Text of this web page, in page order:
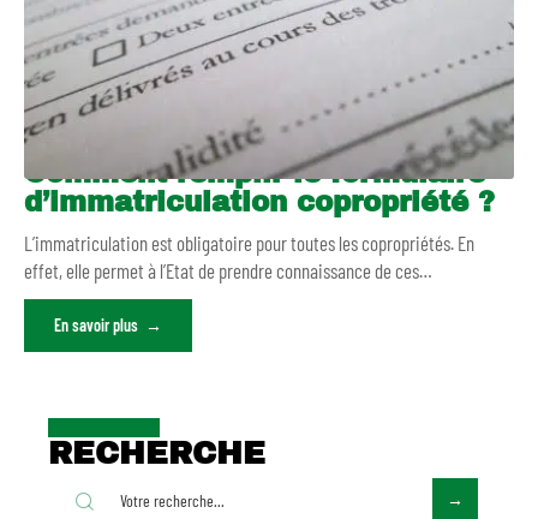
Comment remplir le formulaire
d’immatriculation copropriété ?
L’immatriculation est obligatoire pour toutes les copropriétés. En
effet, elle permet à l’Etat de prendre connaissance de ces…
En savoir plus
RECHERCHE